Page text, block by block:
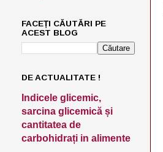
FACEȚI CĂUTĂRI PE
ACEST BLOG
DE ACTUALITATE !
Indicele glicemic,
sarcina glicemică și
cantitatea de
carbohidrați in alimente